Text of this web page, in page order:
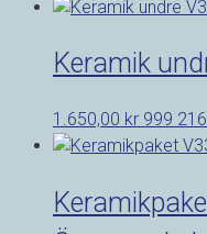
Keramik
1.650,00 kr 999